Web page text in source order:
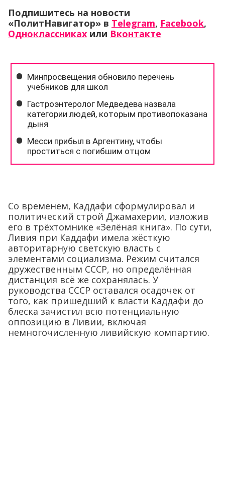
Подпишитесь на новости
«ПолитНавигатор» в Telegram, Facebook,
Одноклассниках или Вконтакте
Со временем, Каддафи сформулировал и
политический строй Джамахерии, изложив
его в трёхтомнике «Зелёная книга». По сути,
Ливия при Каддафи имела жёсткую
авторитарную светскую власть с
элементами социализма. Режим считался
дружественным СССР, но определённая
дистанция всё же сохранялась. У
руководства СССР оставался осадочек от
того, как пришедший к власти Каддафи до
блеска зачистил всю потенциальную
оппозицию в Ливии, включая
немногочисленную ливийскую компартию.